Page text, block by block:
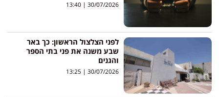
30/07/2026
לפני הצלצול הראשון: כך באר
שבע משנה את פני בתי הספר
והגנים
30/07/2026